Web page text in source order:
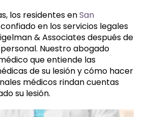
los residentes enSan
en los servicios legales
& Associates después de
Nuestro abogado
que entiende las
de su lesión y cómo hacer
médicos rindan cuentas
su lesión.